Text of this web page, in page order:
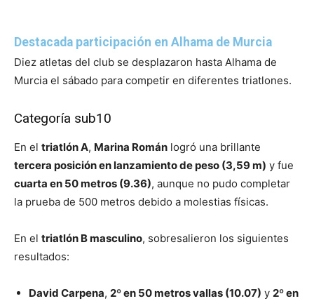
Destacada participación en Alhama de Murcia
Diez atletas del club se desplazaron hasta Alhama de
Murcia el sábado para competir en diferentes triatlones.
Categoría sub10
En el triatlón A, Marina Román logró una brillante
tercera posición en lanzamiento de peso (3,59 m) y fue
cuarta en 50 metros (9.36), aunque no pudo completar
la prueba de 500 metros debido a molestias físicas.
En el triatlón B masculino, sobresalieron los siguientes
resultados:
David Carpena, 2º en 50 metros vallas (10.07) y 2º en